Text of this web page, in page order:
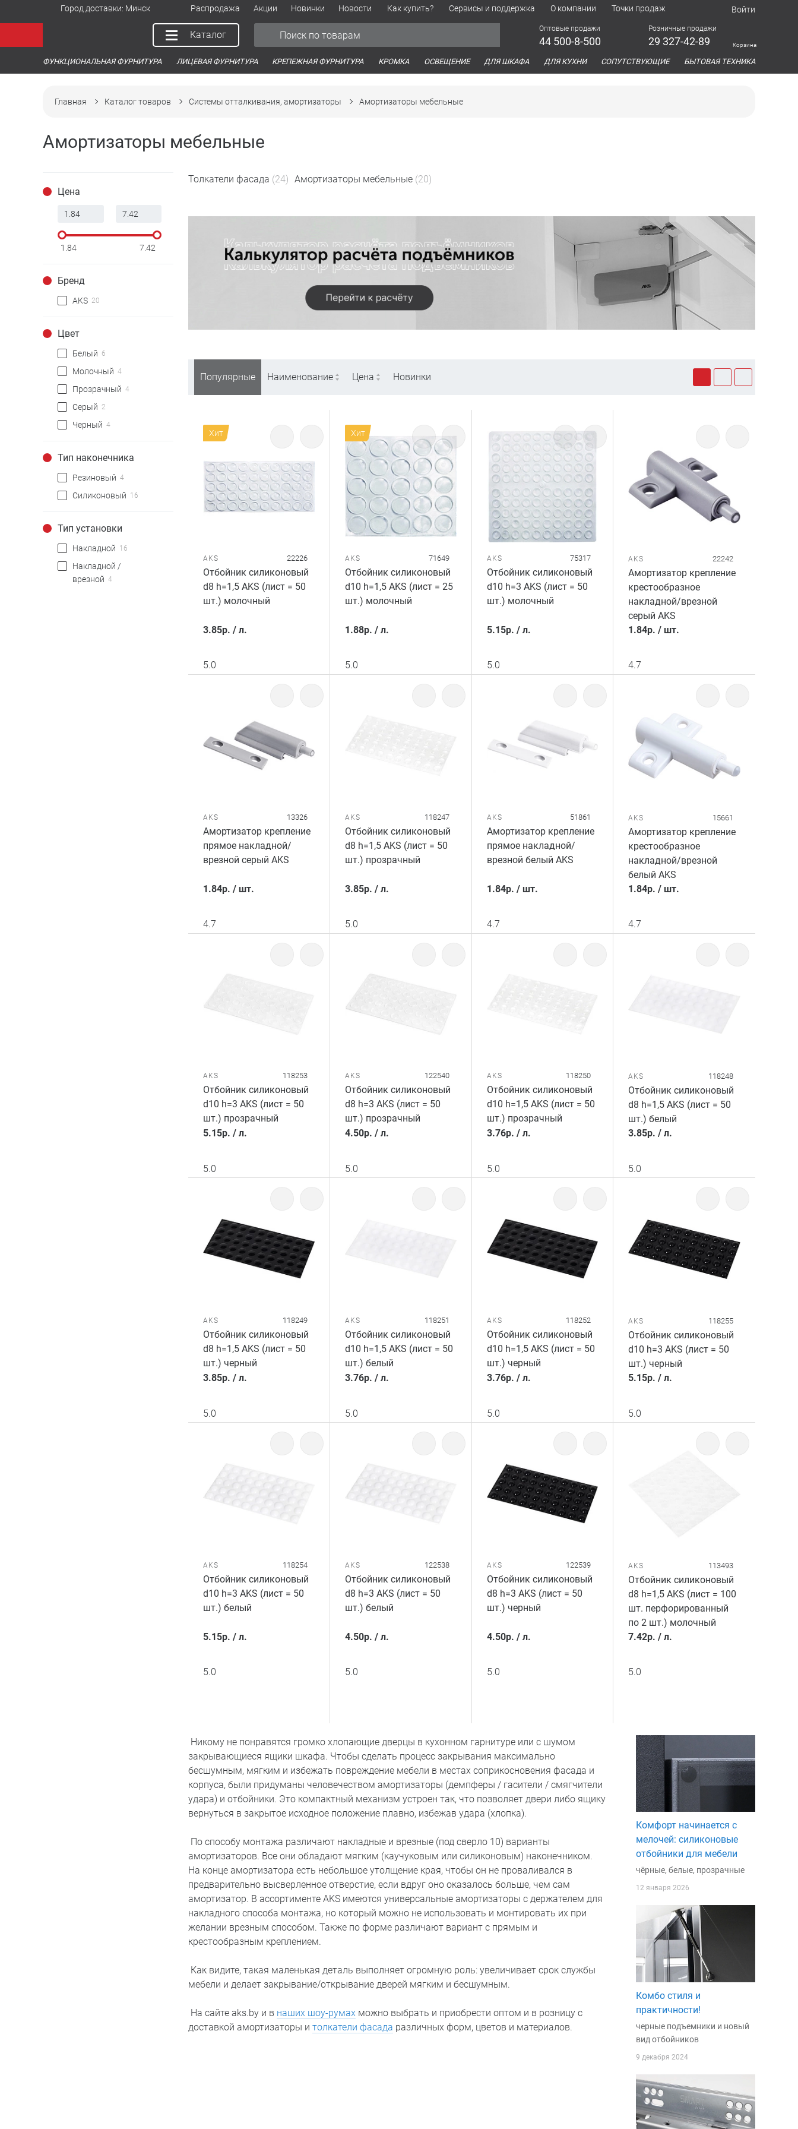
Город доставки: Минск Распродажа Акции Новинки Новости Как купить? Сервисы и поддержка О компании Точки продаж Войти
Каталог
Оптовые продажи
44 500-8-500
Розничные продажи
29 327-42-89 Корзина
ФУНКЦИОНАЛЬНАЯ ФУРНИТУРА ЛИЦЕВАЯ ФУРНИТУРА КРЕПЕЖНАЯ ФУРНИТУРА КРОМКА ОСВЕЩЕНИЕ ДЛЯ ШКАФА ДЛЯ КУХНИ СОПУТСТВУЮЩИЕ БЫТОВАЯ ТЕХНИКА
Главная Каталог товаров Системы отталкивания, амортизаторы Амортизаторы мебельные
Амортизаторы мебельные
Цена
1.84 7.42
Бренд
AKS 20
Цвет
Белый 6
Молочный 4
Прозрачный 4
Серый 2
Черный 4
Тип наконечника
Резиновый 4
Силиконовый 16
Тип установки
Накладной 16
Накладной /
врезной 4
Толкатели фасада (24) Амортизаторы мебельные (20)
Популярные Наименование Цена Новинки
Хит
AKS 22226
Отбойник силиконовый
d8 h=1,5 AKS (лист = 50
шт.) молочный
3.85р. / л.
5.0
Хит
AKS 71649
Отбойник силиконовый
d10 h=1,5 AKS (лист = 25
шт.) молочный
1.88р. / л.
5.0
AKS 75317
Отбойник силиконовый
d10 h=3 AKS (лист = 50
шт.) молочный
5.15р. / л.
5.0
AKS 22242
Амортизатор крепление
крестообразное
накладной/врезной
серый AKS
1.84р. /шт.
4.7
AKS 13326
Амортизатор крепление
прямое накладной/
врезной серый AKS
1.84р. / шт.
4.7
AKS 118247
Отбойник силиконовый
d8 h=1,5 AKS (лист = 50
шт.) прозрачный
3.85р. / л.
5.0
AKS 51861
Амортизатор крепление
прямое накладной/
врезной белый AKS
1.84р. / шт.
4.7
AKS 15661
Амортизатор крепление
крестообразное
накладной/врезной
белый AKS
1.84р. /шт.
4.7
AKS 118253
Отбойник силиконовый
d10 h=3 AKS (лист = 50
шт.) прозрачный
5.15р. / л.
5.0
AKS 122540
Отбойник силиконовый
d8 h=3 AKS (лист = 50
шт.) прозрачный
4.50р. / л.
5.0
AKS 118250
Отбойник силиконовый
d10 h=1,5 AKS (лист = 50
шт.) прозрачный
3.76р. / л.
5.0
AKS 118248
Отбойник силиконовый
d8 h=1,5 AKS (лист = 50
шт.) белый
3.85р. /л.
5.0
AKS 118249
Отбойник силиконовый
d8 h=1,5 AKS (лист = 50
шт.) черный
3.85р. / л.
5.0
AKS 118251
Отбойник силиконовый
d10 h=1,5 AKS (лист = 50
шт.) белый
3.76р. / л.
5.0
AKS 118252
Отбойник силиконовый
d10 h=1,5 AKS (лист = 50
шт.) черный
3.76р. / л.
5.0
AKS 118255
Отбойник силиконовый
d10 h=3 AKS (лист = 50
шт.) черный
5.15р. /л.
5.0
AKS 118254
Отбойник силиконовый
d10 h=3 AKS (лист = 50
шт.) белый
5.15р. / л.
5.0
AKS 122538
Отбойник силиконовый
d8 h=3 AKS (лист = 50
шт.) белый
4.50р. / л.
5.0
AKS 122539
Отбойник силиконовый
d8 h=3 AKS (лист = 50
шт.) черный
4.50р. / л.
5.0
AKS 113493
Отбойник силиконовый
d8 h=1,5 AKS (лист = 100
шт. перфорированный
по 2 шт.) молочный
7.42р. /л.
5.0
Никому не понравятся громко хлопающие дверцы в кухонном гарнитуре или с шумом
закрывающиеся ящики шкафа. Чтобы сделать процесс закрывания максимально
бесшумным, мягким и избежать повреждение мебели в местах соприкосновения фасада и
корпуса, были придуманы человечеством амортизаторы (демпферы / гасители / смягчители
удара) и отбойники. Это компактный механизм устроен так, что позволяет двери либо ящику
вернуться в закрытое исходное положение плавно, избежав удара (хлопка).
По способу монтажа различают накладные и врезные (под сверло 10) варианты
амортизаторов. Все они обладают мягким (каучуковым или силиконовым) наконечником.
На конце амортизатора есть небольшое утолщение края, чтобы он не проваливался в
предварительно высверленное отверстие, если вдруг оно оказалось больше, чем сам
амортизатор. В ассортименте AKS имеются универсальные амортизаторы с держателем для
накладного способа монтажа, но который можно не использовать и монтировать их при
желании врезным способом. Также по форме различают вариант с прямым и
крестообразным креплением.
Как видите, такая маленькая деталь выполняет огромную роль: увеличивает срок службы
мебели и делает закрывание/открывание дверей мягким и бесшумным.
На сайте aks.by и в наших шоу-румах можно выбрать и приобрести оптом и в розницу с
доставкой амортизаторы и толкатели фасада различных форм, цветов и материалов.
Комфорт начинается с
мелочей: силиконовые
отбойники для мебели
чёрные, белые, прозрачные
12 января 2026
Комбо стиля и
практичности!
черные подъемники и новый
вид отбойников
9 декабря 2024